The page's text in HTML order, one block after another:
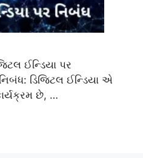
ઈન્ડિયા પર
ડિજિટલ ઈન્ડિયા એ
છે, …